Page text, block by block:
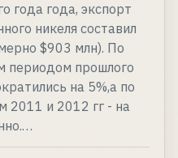
года года, экспорт
никеля составил
$903 млн). По
периодом прошлого
на 5%,а по
2011 и 2012 гг - на